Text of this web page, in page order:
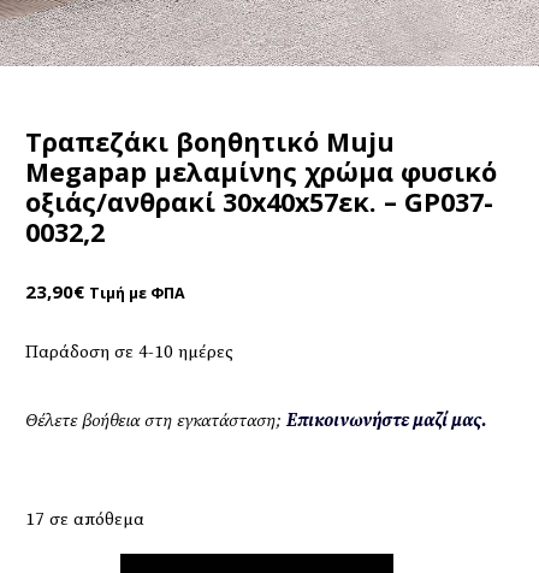
Τραπεζάκι βοηθητικό Muju
Megapap μελαμίνης χρώμα φυσικό
οξιάς/ανθρακί 30x40x57εκ. – GP037-
0032,2
23,90€ Τιμή με ΦΠΑ
Παράδοση σε 4-10 ημέρες
Θέλετε βοήθεια στη εγκατάσταση; Επικοινωνήστε μαζί μας.
17 σε απόθεμα